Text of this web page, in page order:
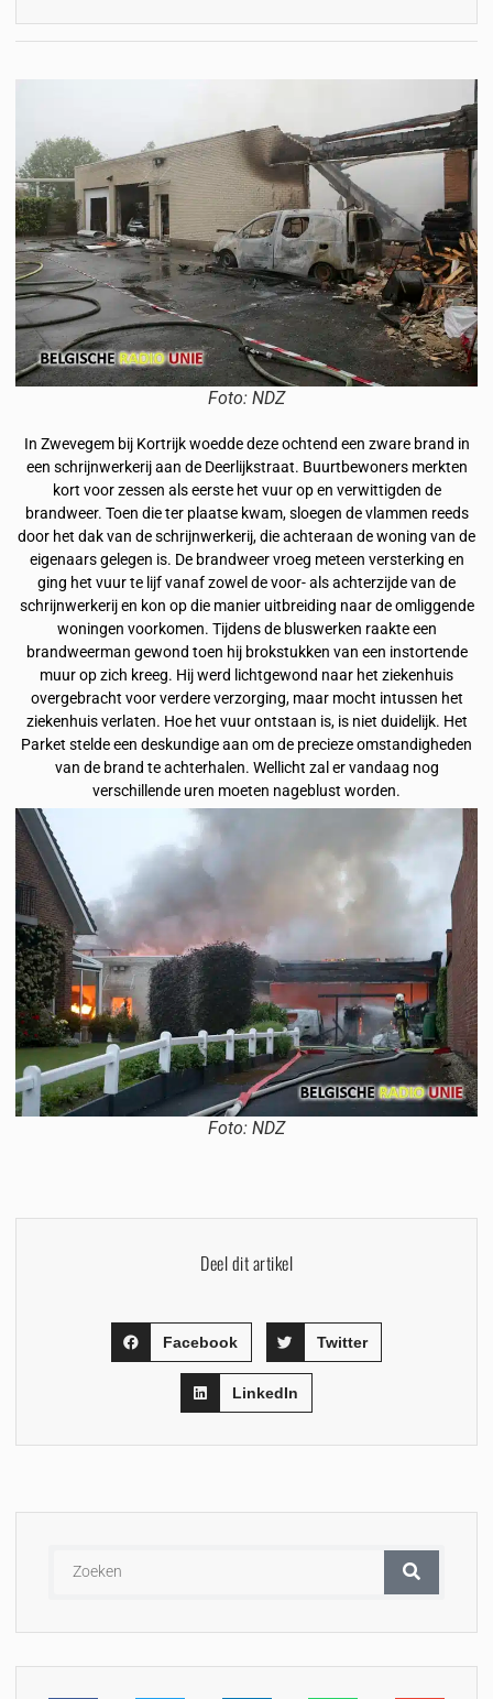
Foto: NDZ
In Zwevegem bij Kortrijk woedde deze ochtend een zware brand in
een schrijnwerkerij aan de Deerlijkstraat. Buurtbewoners merkten
kort voor zessen als eerste het vuur op en verwittigden de
brandweer. Toen die ter plaatse kwam, sloegen de vlammen reeds
door het dak van de schrijnwerkerij, die achteraan de woning van de
eigenaars gelegen is. De brandweer vroeg meteen versterking en
ging het vuur te lijf vanaf zowel de voor- als achterzijde van de
schrijnwerkerij en kon op die manier uitbreiding naar de omliggende
woningen voorkomen. Tijdens de bluswerken raakte een
brandweerman gewond toen hij brokstukken van een instortende
muur op zich kreeg. Hij werd lichtgewond naar het ziekenhuis
overgebracht voor verdere verzorging, maar mocht intussen het
ziekenhuis verlaten. Hoe het vuur ontstaan is, is niet duidelijk. Het
Parket stelde een deskundige aan om de precieze omstandigheden
van de brand te achterhalen. Wellicht zal er vandaag nog
verschillende uren moeten nageblust worden.
Foto: NDZ
Deel dit artikel
Facebook Twitter
LinkedIn